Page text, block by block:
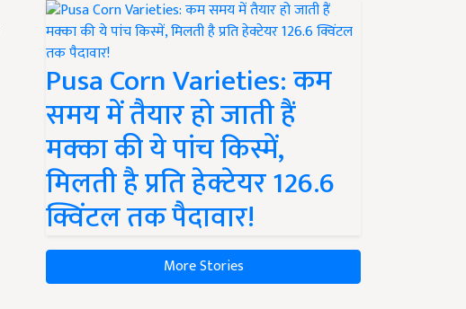
Pusa Corn Varieties: कम
समय में तैयार हो जाती हैं
मक्का की ये पांच किस्में,
मिलती है प्रति हेक्टेयर 126.6
क्विंटल तक पैदावार!
More Stories